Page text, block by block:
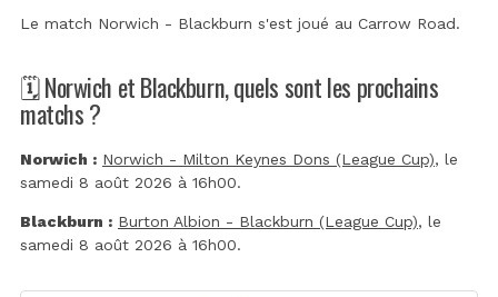
Le match Norwich - Blackburn s'est joué au Carrow Road.
🗓️ Norwich et Blackburn, quels sont les prochains
matchs ?
Norwich : Norwich - Milton Keynes Dons (League Cup), le
samedi 8 août 2026 à 16h00.
Blackburn : Burton Albion - Blackburn (League Cup), le
samedi 8 août 2026 à 16h00.